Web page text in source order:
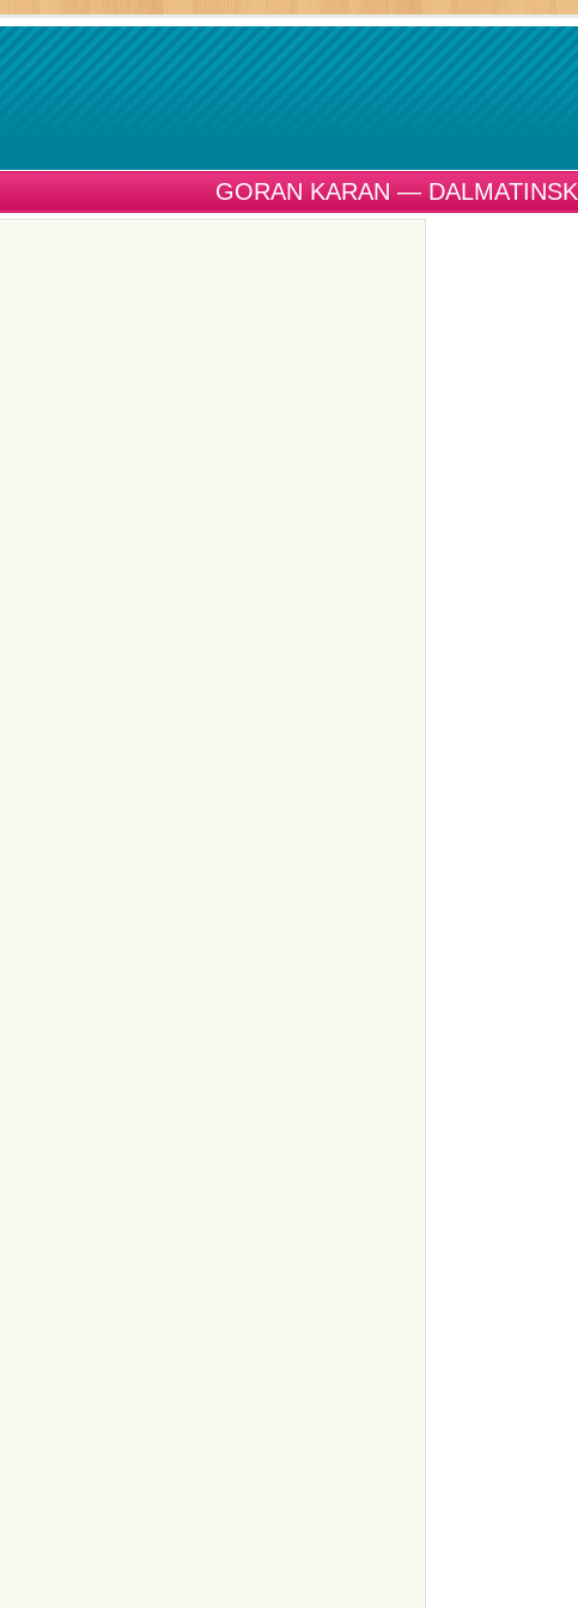
GORAN KARAN —